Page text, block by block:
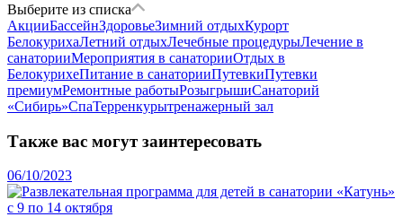
Выберите из списка
АкцииБассейнЗдоровьеЗимний отдыхКурорт
БелокурихаЛетний отдыхЛечебные процедурыЛечение в
санаторииМероприятия в санаторииОтдых в
БелокурихеПитание в санаторииПутевкиПутевки
премиумРемонтные работыРозыгрышиСанаторий
«Сибирь»СпаТерренкурытренажерный зал
Также вас могут заинтересовать
06/10/2023